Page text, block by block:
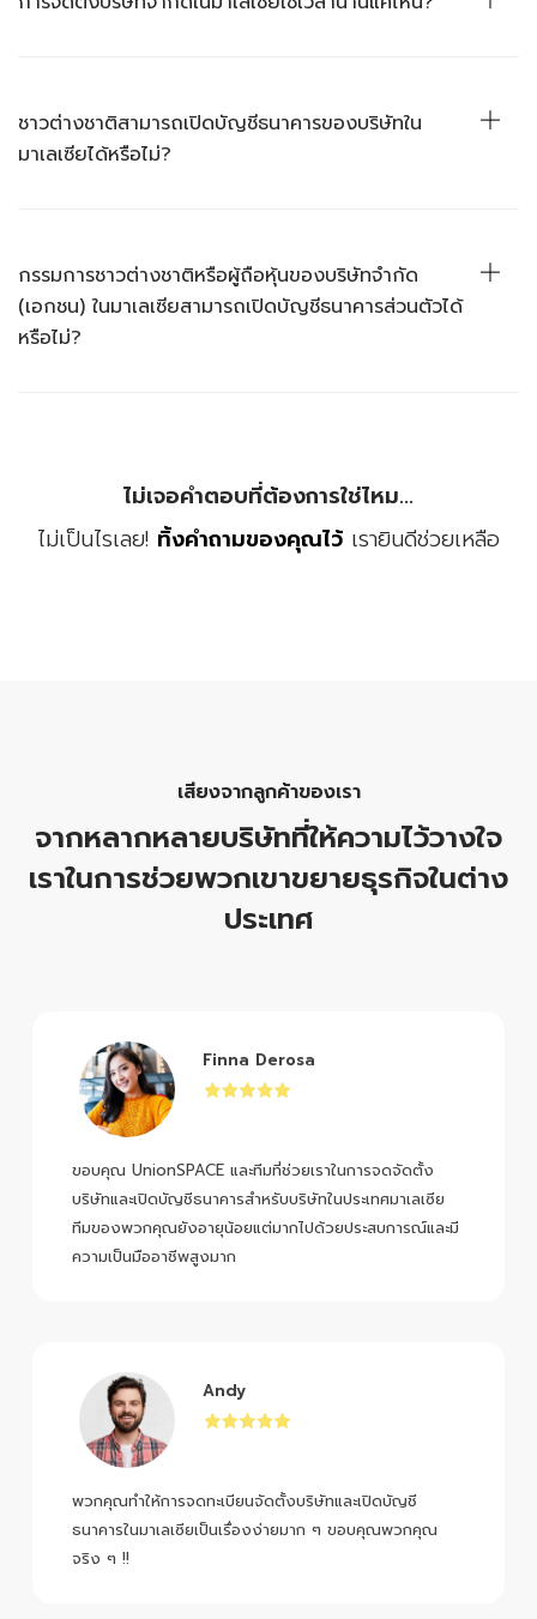
ชาวต่างชาติสามารถเปิดบัญชีธนาคารของบริษัทใน
มาเลเซียได้หรือไม่?
กรรมการชาวต่างชาติหรือผู้ถือหุ้นของบริษัทจำกัด
(เอกชน) ในมาเลเซียสามารถเปิดบัญชีธนาคารส่วนตัวได้
หรือไม่?
ไม่เจอคำตอบที่ต้องการใช่ไหม...
ไม่เป็นไรเลย! ทิ้งคำถามของคุณไว้ เรายินดีช่วยเหลือ
เสียงจากลูกค้าของเรา
จากหลากหลายบริษัทที่ให้ความไว้วางใจ
เราในการช่วยพวกเขาขยายธุรกิจในต่าง
ประเทศ
Finna Derosa
ขอบคุณ UnionSPACE และทีมที่ช่วยเราในการจดจัดตั้ง
บริษัทและเปิดบัญชีธนาคารสำหรับบริษัทในประเทศมาเลเซีย
ทีมของพวกคุณยังอายุน้อยแต่มากไปด้วยประสบการณ์และมี
ความเป็นมืออาชีพสูงมาก
Andy
พวกคุณทำให้การจดทะเบียนจัดตั้งบริษัทและเปิดบัญชี
ธนาคารในมาเลเซียเป็นเรื่องง่ายมาก ๆ ขอบคุณพวกคุณ
จริง ๆ !!